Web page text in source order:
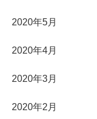
2020年5月
2020年4月
2020年3月
2020年2月